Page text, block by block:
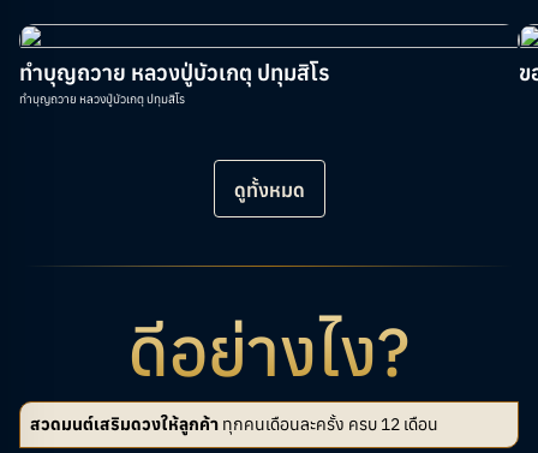
ทำบุญถวาย หลวงปู่บัวเกตุ ปทุมสิโร
ทำบุญถวาย หลวงปู่บัวเกตุ ปทุมสิโร
ข
ดูทั้งหมด
ดีอย่างไง?
สวดมนต์เสริมดวงให้ลูกค้า ทุกคนเดือนละครั้ง ครบ 12 เดือน